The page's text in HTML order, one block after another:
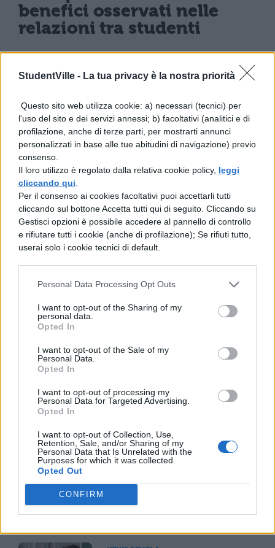
StudentVille - La tua privacy è la nostra priorità
Questo sito web utilizza cookie: a) necessari (tecnici) per
l'uso del sito e dei servizi annessi; b) facoltativi (analitici e di
profilazione, anche di terze parti, per mostrarti annunci
personalizzati in base alle tue abitudini di navigazione) previo
consenso.
Il loro utilizzo è regolato dalla relativa cookie policy, leggi
cliccando qui
Per il consenso ai cookies facoltativi puoi accettarli tutti
cliccando sul bottone Accetta tutti qui di seguito. Cliccando su
Gestisci opzioni è possibile accedere al pannello di controllo
e rifiutare tutti i cookie (anche di profilazione); Se rifiuti tutto,
userai solo i cookie tecnici di default.
Personal Data Processing Opt Outs
I want to opt-out of the Sharing of my
personal data.
Opted In
I want to opt-out of the Sale of my
Personal Data.
Opted In
I want to opt-out of processing my
Personal Data for Targeted Advertising.
Opted In
I want to opt-out of Collection, Use,
Retention, Sale, and/or Sharing of my
Personal Data that Is Unrelated with the
Purposes for which it was collected.
Opted Out
CONFIRM
benefici osservati nelle
relazioni tra studenti
smartphone ha innescato una metamorfosi
nell’ambiente scolastico. Gli insegnanti
riportano unsignificativo miglioramento
della concentrazionedurante le lezioni e
una partecipazione più attiva nelle
discussioni di classe.
Particolarmente evidente è larinascita
delle interazioni faccia a faccia: gli
studenti hanno riscoperto il valore della
comunicazione diretta, sviluppando
competenze relazionali che il filtro digitale
aveva offuscato. Le pause diventano
momenti di autentica socializzazione
anziché occasioni di isolamento digitale,
con un impatto positivo sulla salute
comunità scolastica.